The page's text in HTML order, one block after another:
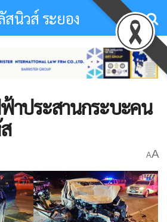
นิวส์ ระยอง
ฟ้าประสานกระบะคน
AA